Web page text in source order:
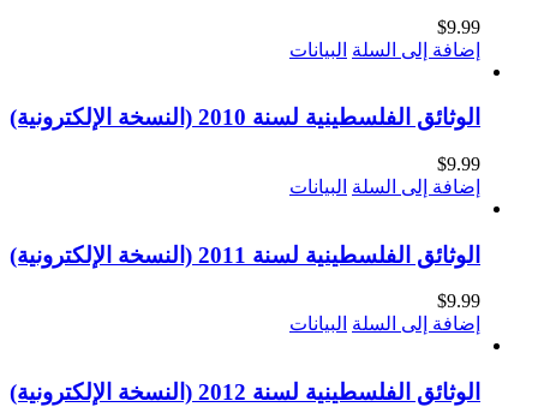
$9.99
إضافة إلى السلة البيانات
الوثائق الفلسطينية لسنة 2010 (النسخة الإلكترونية)
$9.99
إضافة إلى السلة البيانات
الوثائق الفلسطينية لسنة 2011 (النسخة الإلكترونية)
$9.99
إضافة إلى السلة البيانات
الوثائق الفلسطينية لسنة 2012 (النسخة الإلكترونية)